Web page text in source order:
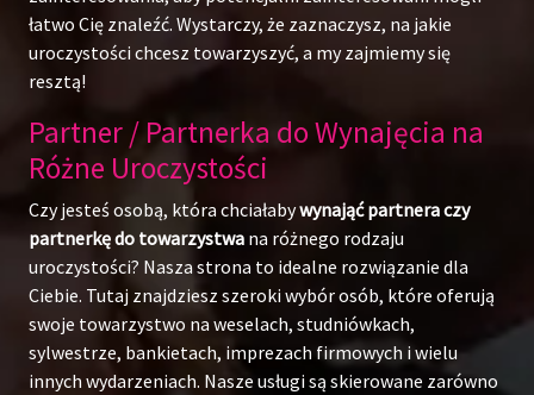
łatwo Cię znaleźć. Wystarczy, że zaznaczysz, na jakie
uroczystości chcesz towarzyszyć, a my zajmiemy się
resztą!
Partner / Partnerka do Wynajęcia na
Różne Uroczystości
Czy jesteś osobą, która chciałabywynająć partnera czy
partnerkę do towarzystwa na różnego rodzaju
uroczystości? Nasza strona to idealne rozwiązanie dla
Ciebie. Tutaj znajdziesz szeroki wybór osób, które oferują
swoje towarzystwo na weselach, studniówkach,
sylwestrze, bankietach, imprezach firmowych i wielu
innych wydarzeniach. Nasze usługi są skierowane zarówno